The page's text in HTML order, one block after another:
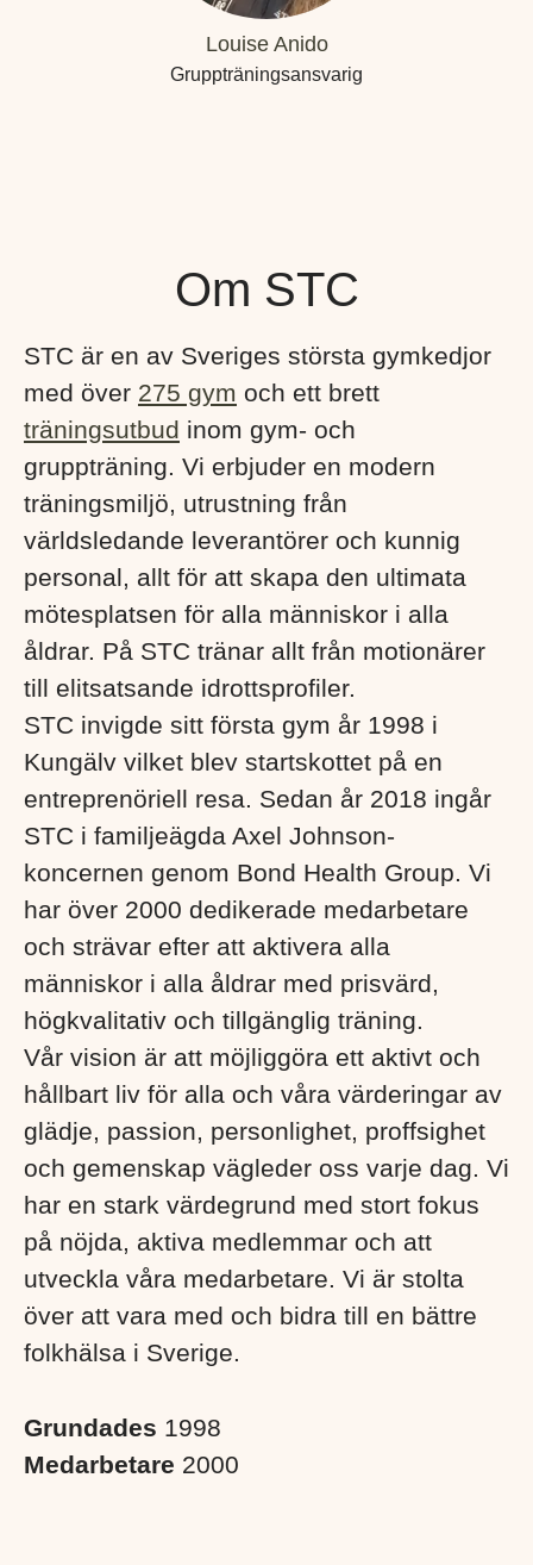
Louise Anido
Gruppträningsansvarig
Om STC
STC är en av Sveriges största gymkedjor
med över 275 gym och ett brett
träningsutbud inom gym- och
gruppträning. Vi erbjuder en modern
träningsmiljö, utrustning från
världsledande leverantörer och kunnig
personal, allt för att skapa den ultimata
mötesplatsen för alla människor i alla
åldrar. På STC tränar allt från motionärer
till elitsatsande idrottsprofiler.
STC invigde sitt första gym år 1998 i
Kungälv vilket blev startskottet på en
entreprenöriell resa. Sedan år 2018 ingår
STC i familjeägda Axel Johnson-
koncernen genom Bond Health Group. Vi
har över 2000 dedikerade medarbetare
och strävar efter att aktivera alla
människor i alla åldrar med prisvärd,
högkvalitativ och tillgänglig träning.
Vår vision är att möjliggöra ett aktivt och
hållbart liv för alla och våra värderingar av
glädje, passion, personlighet, proffsighet
och gemenskap vägleder oss varje dag. Vi
har en stark värdegrund med stort fokus
på nöjda, aktiva medlemmar och att
utveckla våra medarbetare. Vi är stolta
över att vara med och bidra till en bättre
folkhälsa i Sverige. ​
Grundades 1998
Medarbetare 2000